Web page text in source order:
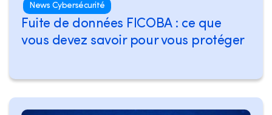
News Cybersécurité
Fuite de données FICOBA : ce que
vous devez savoir pour vous protéger